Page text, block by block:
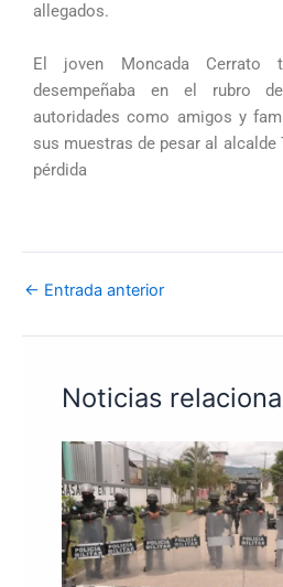
allegados.
El joven Moncada
desempeñaba en el rubro
autoridades como amigos y
sus muestras de pesar al
pérdida
← Entrada anterior
Noticias